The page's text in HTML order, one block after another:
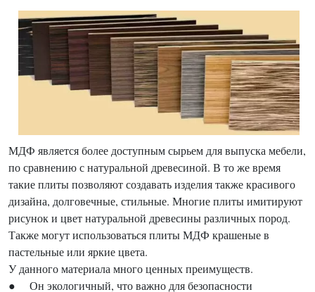
МДФ является более доступным сырьем для выпуска мебели,
по сравнению с натуральной древесиной. В то же время
такие плиты позволяют создавать изделия также красивого
дизайна, долговечные, стильные. Многие плиты имитируют
рисунок и цвет натуральной древесины различных пород.
Также могут использоваться плиты МДФ крашеные в
пастельные или яркие цвета.
У данного материала много ценных преимуществ.
● Он экологичный, что важно для безопасности